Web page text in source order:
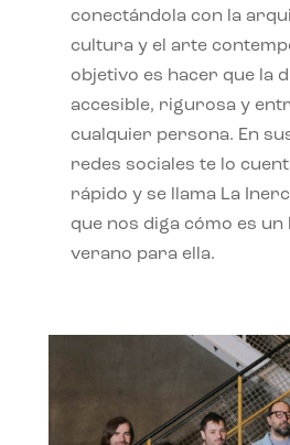
conectándola con la
cultura y el arte
objetivo es hacer que la
accesible, rigurosa y
cualquier persona. En
redes sociales te lo
rápido y se llama La
que nos diga cómo es un
verano para ella.